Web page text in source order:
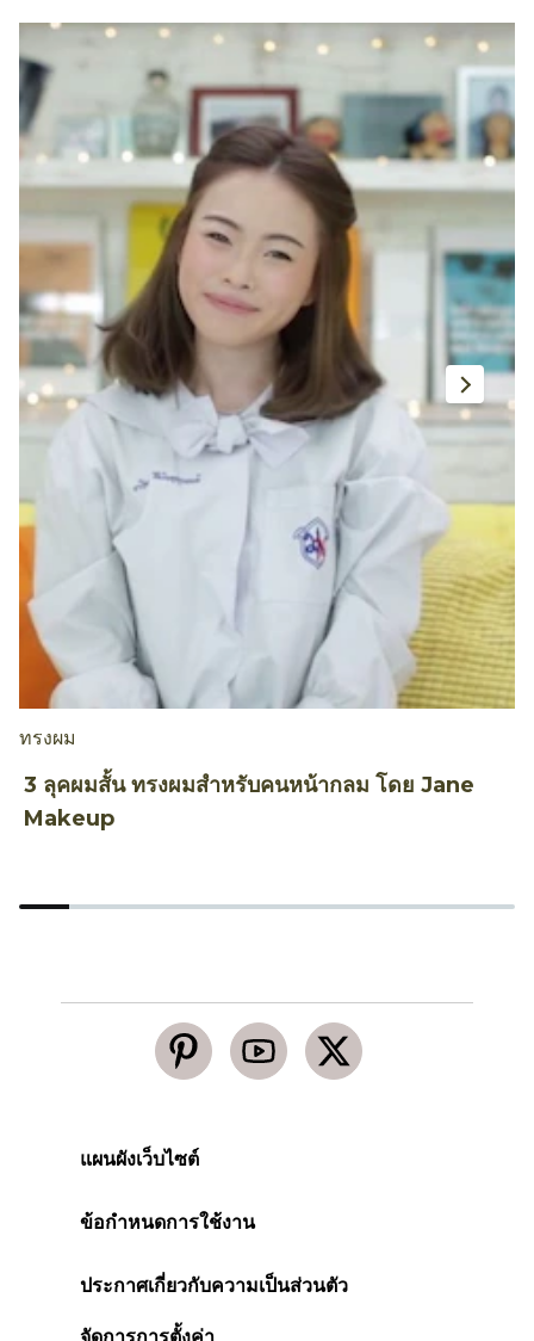
ทรงผม
3 ลุคผมสั้น ทรงผมสำหรับคนหน้ากลม โดย Jane
Makeup
แผนผังเว็บไซต์
ข้อกำหนดการใช้งาน
ประกาศเกี่ยวกับความเป็นส่วนตัว